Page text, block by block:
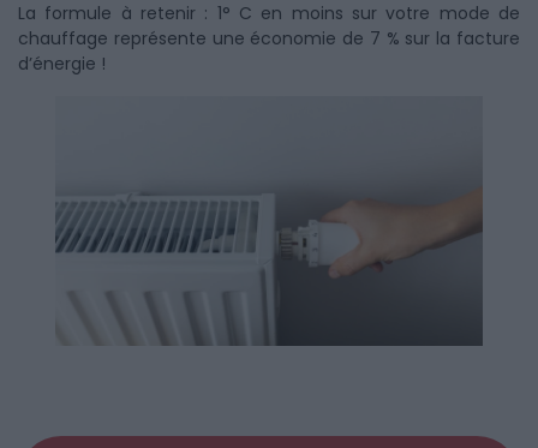
La formule à retenir : 1° C en moins sur votre mode de
chauffage représente une économie de 7 % sur la facture
d’énergie !